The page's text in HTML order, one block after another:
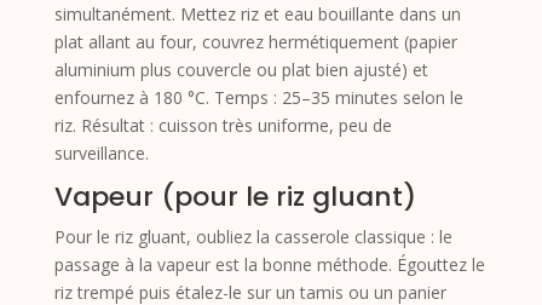
simultanément. Mettez riz et eau bouillante dans un
plat allant au four, couvrez hermétiquement (papier
aluminium plus couvercle ou plat bien ajusté) et
enfournez à 180 °C. Temps : 25–35 minutes selon le
riz. Résultat : cuisson très uniforme, peu de
surveillance.
Vapeur (pour le riz gluant)
Pour le riz gluant, oubliez la casserole classique : le
passage à la vapeur est la bonne méthode. Égouttez le
riz trempé puis étalez-le sur un tamis ou un panier